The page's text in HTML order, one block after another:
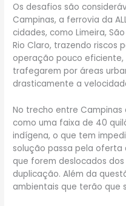
Os desafios são
Campinas, a ferrovia da
cidades, como Limeira,
Rio Claro, trazendo riscos
operação pouco eficiente,
trafegarem por áreas
drasticamente a
No trecho entre Campinas
como uma faixa de 40
indígena, o que tem
solução passa pela oferta
que forem deslocados
duplicação. Além da
ambientais que terão que